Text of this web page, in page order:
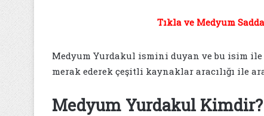
Tıkla ve Medyum
Medyum Yurdakul ismini duyan ve bu isim
merak ederek çeşitli kaynaklar aracılığı ile
Medyum Yurdakul Kimdir?